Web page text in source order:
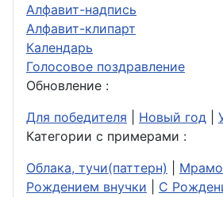
Алфавит-надпись
Алфавит-клипарт
Календарь
Голосовое поздравление
Обновление :
Для победителя
Новый год
Категории с примерами :
Облака, тучи(паттерн)
Рождением внучки
С